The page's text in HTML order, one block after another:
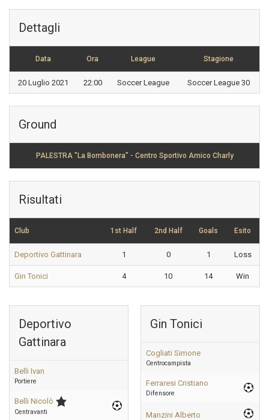
Dettagli
Data Ora League Stagione
20 Luglio 2021 22:00 Soccer League Soccer League 30
Ground
PALESTRA "La Bombonera" - Centro Sportivo Amico Charly
Risultati
Club 1st Half 2nd Half Goals Esito
Deportivo Gattinara 1 0 1 Loss
Gin Tonici 4 10 14 Win
Deportivo
Gattinara
Belli Ivan
Portiere
Belli Nicolò
Centravanti
Gin Tonici
Cogliati Simone
Centrocampista
Ferraresi Cristiano
Difensore
Manzini Alberto